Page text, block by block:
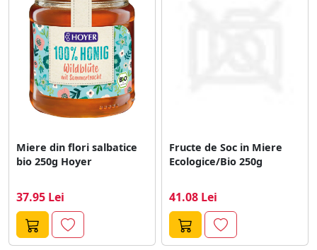
Miere din flori salbatice
bio 250g Hoyer
37.95 Lei
Fructe de Soc in Miere
Ecologice/Bio 250g
41.08 Lei